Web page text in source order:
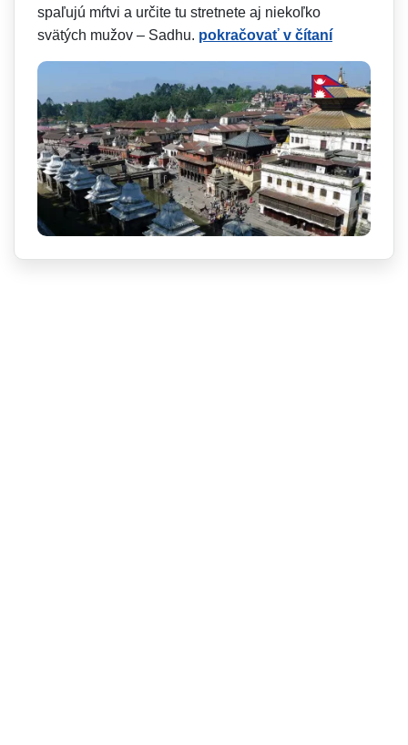
spaľujú mŕtvi a určite tu stretnete aj niekoľko
svätých mužov – Sadhu. pokračovať v čítaní